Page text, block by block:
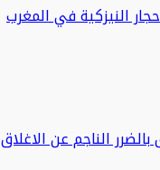
النيزكية في المغرب
الناجم عن الاغلاق